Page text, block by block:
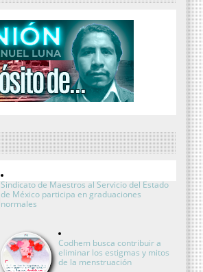
Sindicato de Maestros al Servicio del Estado
de México participa en graduaciones
normales
Codhem busca contribuir a
eliminar los estigmas y mitos
de la menstruación